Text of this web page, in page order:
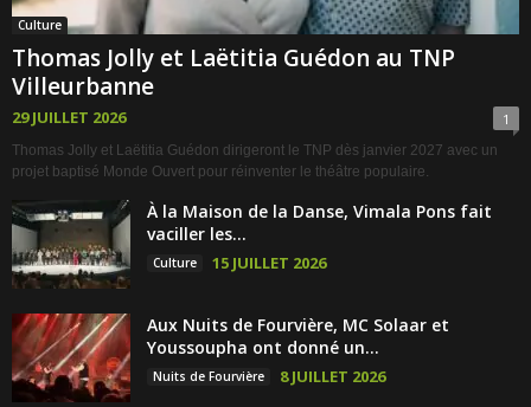
Culture
Thomas Jolly et Laëtitia Guédon au TNP
Villeurbanne
29 JUILLET 2026 1
Thomas Jolly et Laëtitia Guédon dirigeront le TNP dès janvier 2027 avec un
projet baptisé Monde Ouvert pour réinventer le théâtre populaire.
À la Maison de la Danse, Vimala Pons fait
vaciller les...
Culture 15 JUILLET 2026
Aux Nuits de Fourvière, MC Solaar et
Youssoupha ont donné un...
Nuits de Fourvière 8 JUILLET 2026